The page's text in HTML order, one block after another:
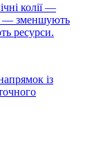
колії —
— зменшують
ресурси.
із